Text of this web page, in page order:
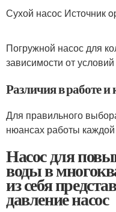
Сухой насос Источник
Погружной насос для
зависимости от
Различия в работе и
Для правильного
нюансах работы каждой
Насос для
воды в
из себя
давление насос